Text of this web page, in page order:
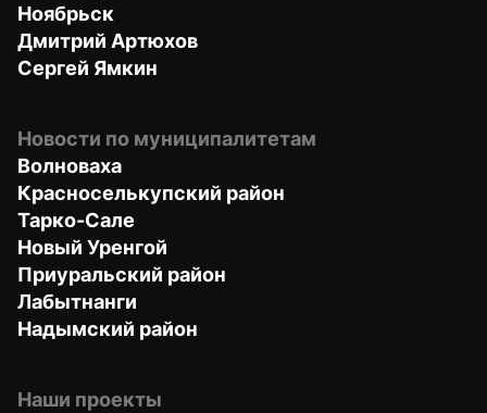
Ноябрьск
Дмитрий Артюхов
Сергей Ямкин
Новости по муниципалитетам
Волноваха
Красноселькупский район
Тарко-Сале
Новый Уренгой
Приуральский район
Лабытнанги
Надымский район
Наши проекты